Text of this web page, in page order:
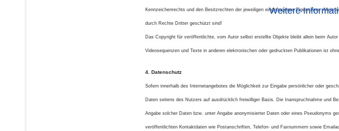
Kennzeichenrechts und den Besitzrechten der jeweiligen eingetragenen Eigentümer.
durch Rechte Dritter geschützt sind!
Das Copyright für veröffentlichte, vom Autor selbst erstellte Objekte bleibt allein beim
Videosequenzen und Texte in anderen elektronischen oder gedruckten Publikationen ist
4. Datenschutz
Sofern innerhalb des Internetangebotes die Möglichkeit zur Eingabe persönlicher oder
Daten seitens des Nutzers auf ausdrücklich freiwilliger Basis. Die Inanspruchnahme und
Angabe solcher Daten bzw. unter Angabe anonymisierter Daten oder eines Pseudonyms
veröffentlichten Kontaktdaten wie Postanschriften, Telefon- und Faxnummern sowie
Weitere